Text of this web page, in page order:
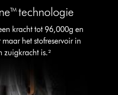
technologie
kracht tot 96,000g en
het stofreservoir in
zuigkracht is.²